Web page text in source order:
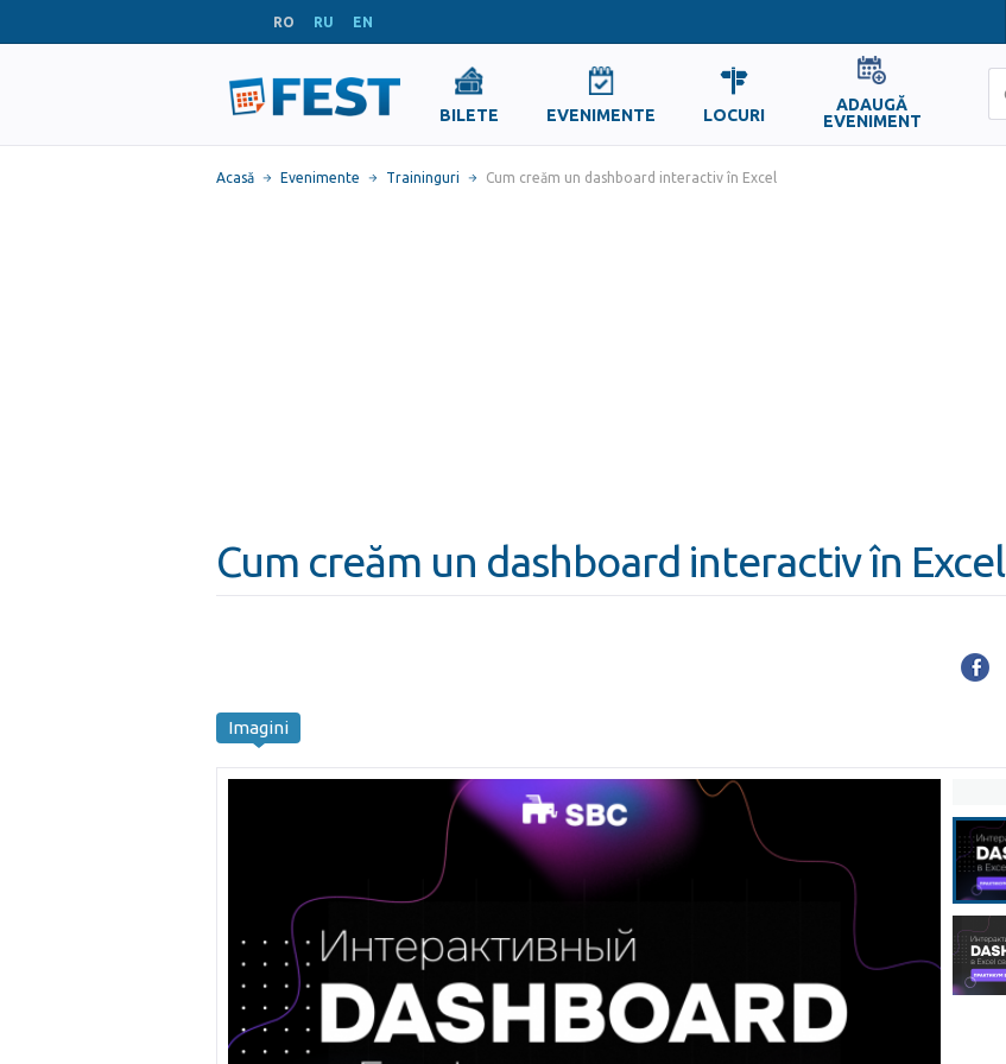
RO RU EN
BILETE EVENIMENTE LOCURI
ADAUGĂ
EVENIMENT
Acasă Evenimente Traininguri Cum creăm un dashboard interactiv în Excel
Cum creăm un dashboard interactiv în Excel
Imagini